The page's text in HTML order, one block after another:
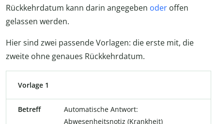
Rückkehrdatum kann darin angegeben oder offen
gelassen werden.
Hier sind zwei passende Vorlagen: die erste mit, die
zweite ohne genaues Rückkehrdatum.
Vorlage 1
Betreff
Automatische Antwort:
Abwesenheitsnotiz (Krankheit)